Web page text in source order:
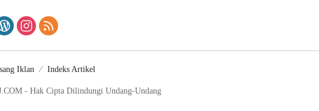
Iklan Indeks Artikel
- Hak Cipta Dilindungi Undang-Undang